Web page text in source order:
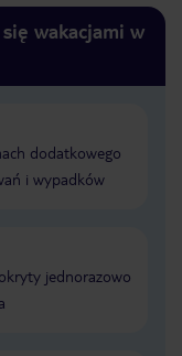
wakacjami w
dodatkowego
i wypadków
jednorazowo